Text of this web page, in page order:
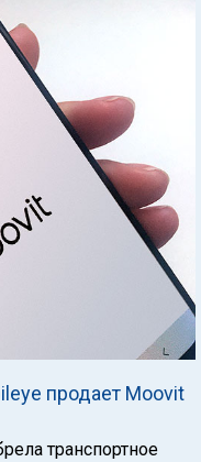
продает Moovit
транспортное